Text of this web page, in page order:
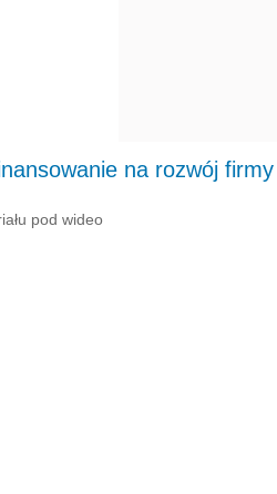
na rozwój
pod wideo